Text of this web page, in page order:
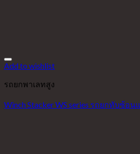
Add to wishlist
รถยกพาเลทสูง
Winch Stacker WS series รถยกทับซ้อ